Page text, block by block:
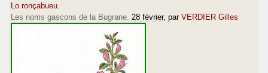
Lo ronçabueu.
Les noms gascons de la Bugrane. 28 février, par VERDIER Gilles